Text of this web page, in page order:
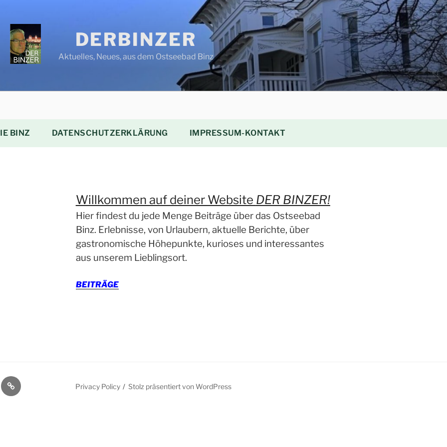
DERBINZER
Aktuelles, Neues, aus dem Ostseebad Binz
BINZ DATENSCHUTZERKLÄRUNG IMPRESSUM-KONTAKT
Willkommen auf deiner Website DER BINZER!
Hier findest du jede Menge Beiträge über das Ostseebad
Binz. Erlebnisse, von Urlaubern, aktuelle Berichte, über
gastronomische Höhepunkte, kurioses und interessantes
aus unserem Lieblingsort.
BEITRÄGE
IMPRESSUM-
KONTAKT
Privacy Policy Stolz präsentiert von WordPress